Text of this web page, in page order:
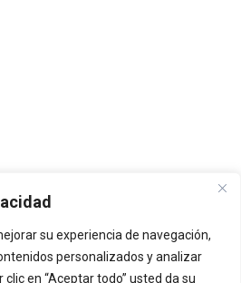
su experiencia de navegación,
personalizados y analizar
en “Aceptar todo” usted da su